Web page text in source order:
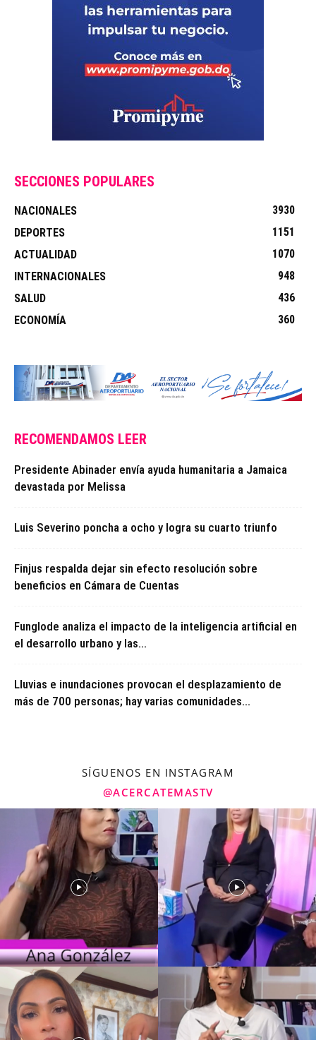
SECCIONES POPULARES
NACIONALES
3930
DEPORTES
1151
ACTUALIDAD
1070
INTERNACIONALES
948
SALUD
436
ECONOMÍA
360
RECOMENDAMOS LEER
Presidente Abinader envía ayuda humanitaria a Jamaica
devastada por Melissa
Luis Severino poncha a ocho y logra su cuarto triunfo
Finjus respalda dejar sin efecto resolución sobre
beneficios en Cámara de Cuentas
Funglode analiza el impacto de la inteligencia artificial en
el desarrollo urbano y las...
Lluvias e inundaciones provocan el desplazamiento de
más de 700 personas; hay varias comunidades...
SÍGUENOS EN INSTAGRAM
@ACERCATEMASTV